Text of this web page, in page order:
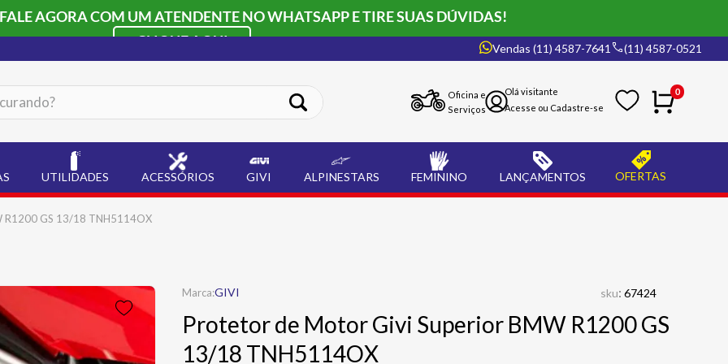
AGORA COM UM ATENDENTE NO WHATSAPP E TIRE SUAS DÚVIDAS!
CLIQUE AQUI
Vendas (11) 4587-7641 (11) 4587-0521
Oficina e
Serviços
0
UTILIDADES ACESSÓRIOS GIVI ALPINESTARS FEMININO LANÇAMENTOS OFERTAS
GS 13/18 TNH5114OX
GIVI sku: 67424
Protetor de Motor Givi Superior BMW R1200 GS
13/18 TNH5114OX